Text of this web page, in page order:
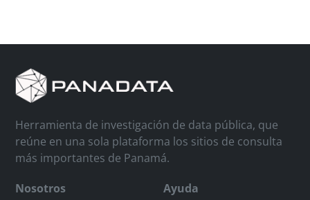
Herramienta de investigación de data pública, que
reúne en una sola plataforma los sitios de consulta
más importantes de Panamá.
Nosotros
Ayuda